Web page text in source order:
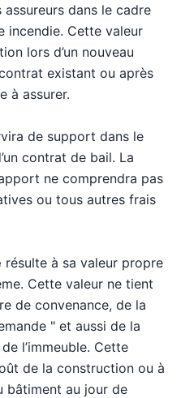
dans le cadre
incendie. Cette valeur
lors d’un nouveau
existant ou après
à assurer.
de support dans le
contrat de bail. La
ne comprendra pas
ou tous autres frais
résulte à sa valeur propre
Cette valeur ne tient
de convenance, de la
" et aussi de la
l’immeuble. Cette
de la construction ou à
bâtiment au jour de